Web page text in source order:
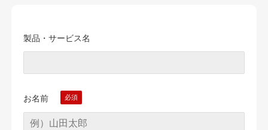
製品・サービス名
お名前